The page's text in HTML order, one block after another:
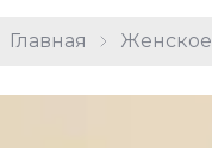
Главная Женское